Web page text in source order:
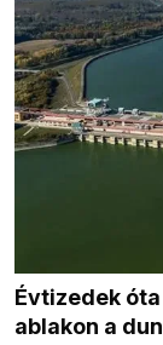
Évtizedek
ablakon a